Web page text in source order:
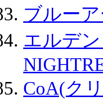
ブルー
エルデ
CoA(ク